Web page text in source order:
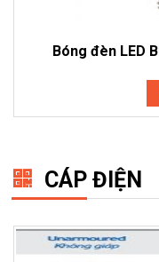
Bóng đèn LED
CÁP ĐIỆN